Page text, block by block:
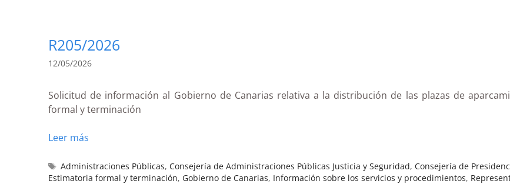
R205/2026
12/05/2026
Solicitud de información al Gobierno de Canarias relativa a la distribución de las plazas de
formal y terminación
Leer más
Administraciones Públicas,Consejería de Administraciones Públicas Justicia y Seguridad,Consejería de
Estimatoria formal y terminación, Gobierno de Canarias, Información sobre los servicios y procedimientos,